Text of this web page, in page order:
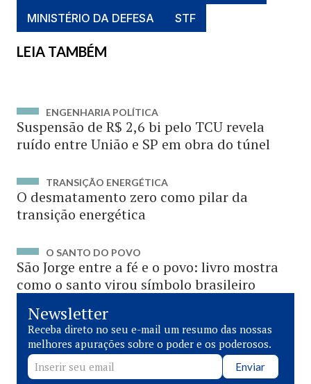
MINISTÉRIO DA DEFESA
STF
LEIA TAMBÉM
ENGENHARIA POLÍTICA
Suspensão de R$ 2,6 bi pelo TCU revela
ruído entre União e SP em obra do túnel
TRANSIÇÃO ENERGÉTICA
O desmatamento zero como pilar da
transição energética
O SANTO DO POVO
São Jorge entre a fé e o povo: livro mostra
como o santo virou símbolo brasileiro
Newsletter
Receba direto no seu e-mail um resumo das nossas
melhores apurações sobre o poder e os poderosos.
Enviar